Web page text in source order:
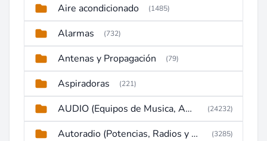
Aire acondicionado (1485)
Alarmas (732)
Antenas y Propagación (79)
Aspiradoras (221)
AUDIO (Equipos de Musica, Amplificadores, Reproductores, Etc) (24232)
Autoradio (Potencias, Radios y DVD) (3285)